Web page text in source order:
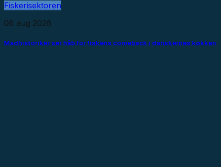
Fiskerisektoren
06 aug 2026
Madhistoriker ser håb for fiskens comeback i danskernes køkken